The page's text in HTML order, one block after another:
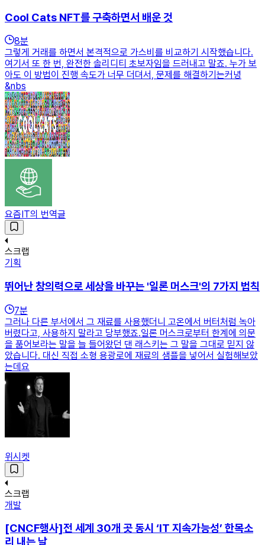
Cool Cats NFT를 구축하면서 배운 것
8분
그렇게 거래를 하면서 본격적으로 가스비를 비교하기 시작했습니다.
여기서 또 한 번, 완전한 솔리디티 초보자임을 드러내고 말죠. 누가 보
아도 이 방법이 진행 속도가 너무 더뎌서, 문제를 해결하기는커녕
&nbs
요즘IT의 번역글
스크랩
기획
뛰어난 창의력으로 세상을 바꾸는 '일론 머스크'의 7가지 법칙
7분
그러나 다른 부서에서 그 재료를 사용했더니 고온에서 버터처럼 녹아
버렸다고, 사용하지 말라고 당부했죠.일론 머스크로부터 한계에 의문
을 품어보라는 말을 늘 들어왔던 댄 래스키는 그 말을 그대로 믿지 않
았습니다. 대신 직접 소형 용광로에 재료의 샘플을 넣어서 실험해보았
는데요
위시켓
스크랩
개발
[CNCF행사]전 세계 30개 곳 동시 ‘IT 지속가능성’ 한목소
리 내는 날